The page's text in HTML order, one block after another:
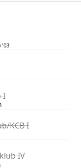
'03
I
KCB I
IV